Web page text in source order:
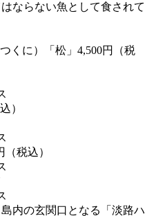
ならない魚として食されて
くに）「松」4,500円（税
）
税込）
内の玄関口となる「淡路ハ